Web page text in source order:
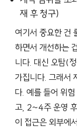
재 후 청구)
여기서 중요한 건
하면서 개선하는
니다. 대신 오탐(
가집니다. 그래서
다. 예를 들어 위
고, 2~4주 운영
이 접근은 외부에